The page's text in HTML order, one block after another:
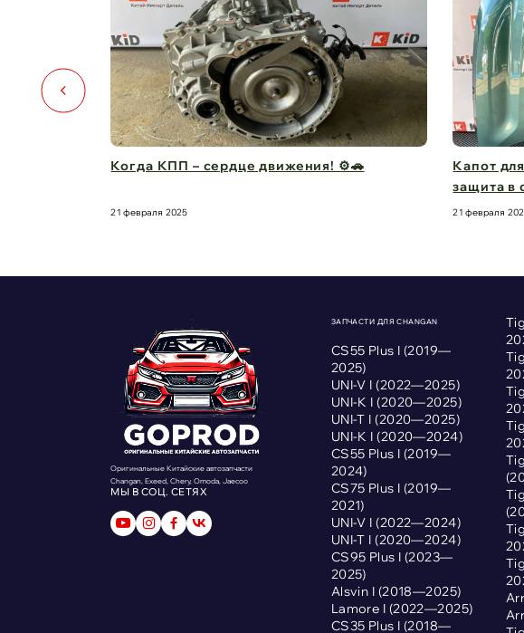
сердце движения! ⚙️🚗
Капот для Changan UNI-V – когда
Оригинальные Китайские автозапчасти
Changan, Exeed, Chery, Omoda, Jaecoo
МЫ В СОЦ. СЕТЯХ
ЗАПЧАСТИ ДЛЯ CHANGAN
CS55 Plus I (2019—
2025)
UNI-V I (2022—2025)
UNI-K I (2020—2025)
UNI-T I (2020—2025)
UNI-K I (2020—2024)
CS55 Plus I (2019—
2024)
CS75 Plus I (2019—
2021)
UNI-V I (2022—2024)
UNI-T I (2020—2024)
CS95 Plus I (2023—
2025)
Alsvin I (2018—2025)
Lamore I (2022—2025)
CS35 Plus I (2018—